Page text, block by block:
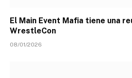
El Main Event Mafia tiene una
WrestleCon
08/01/2026